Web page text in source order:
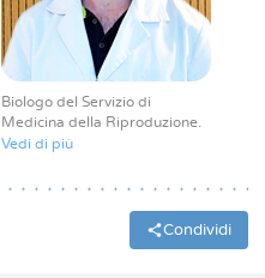
Biologo del Servizio di
Medicina della Riproduzione
Vedi di più
Condividi